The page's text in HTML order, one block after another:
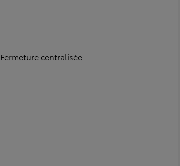
Fermeture centralisée